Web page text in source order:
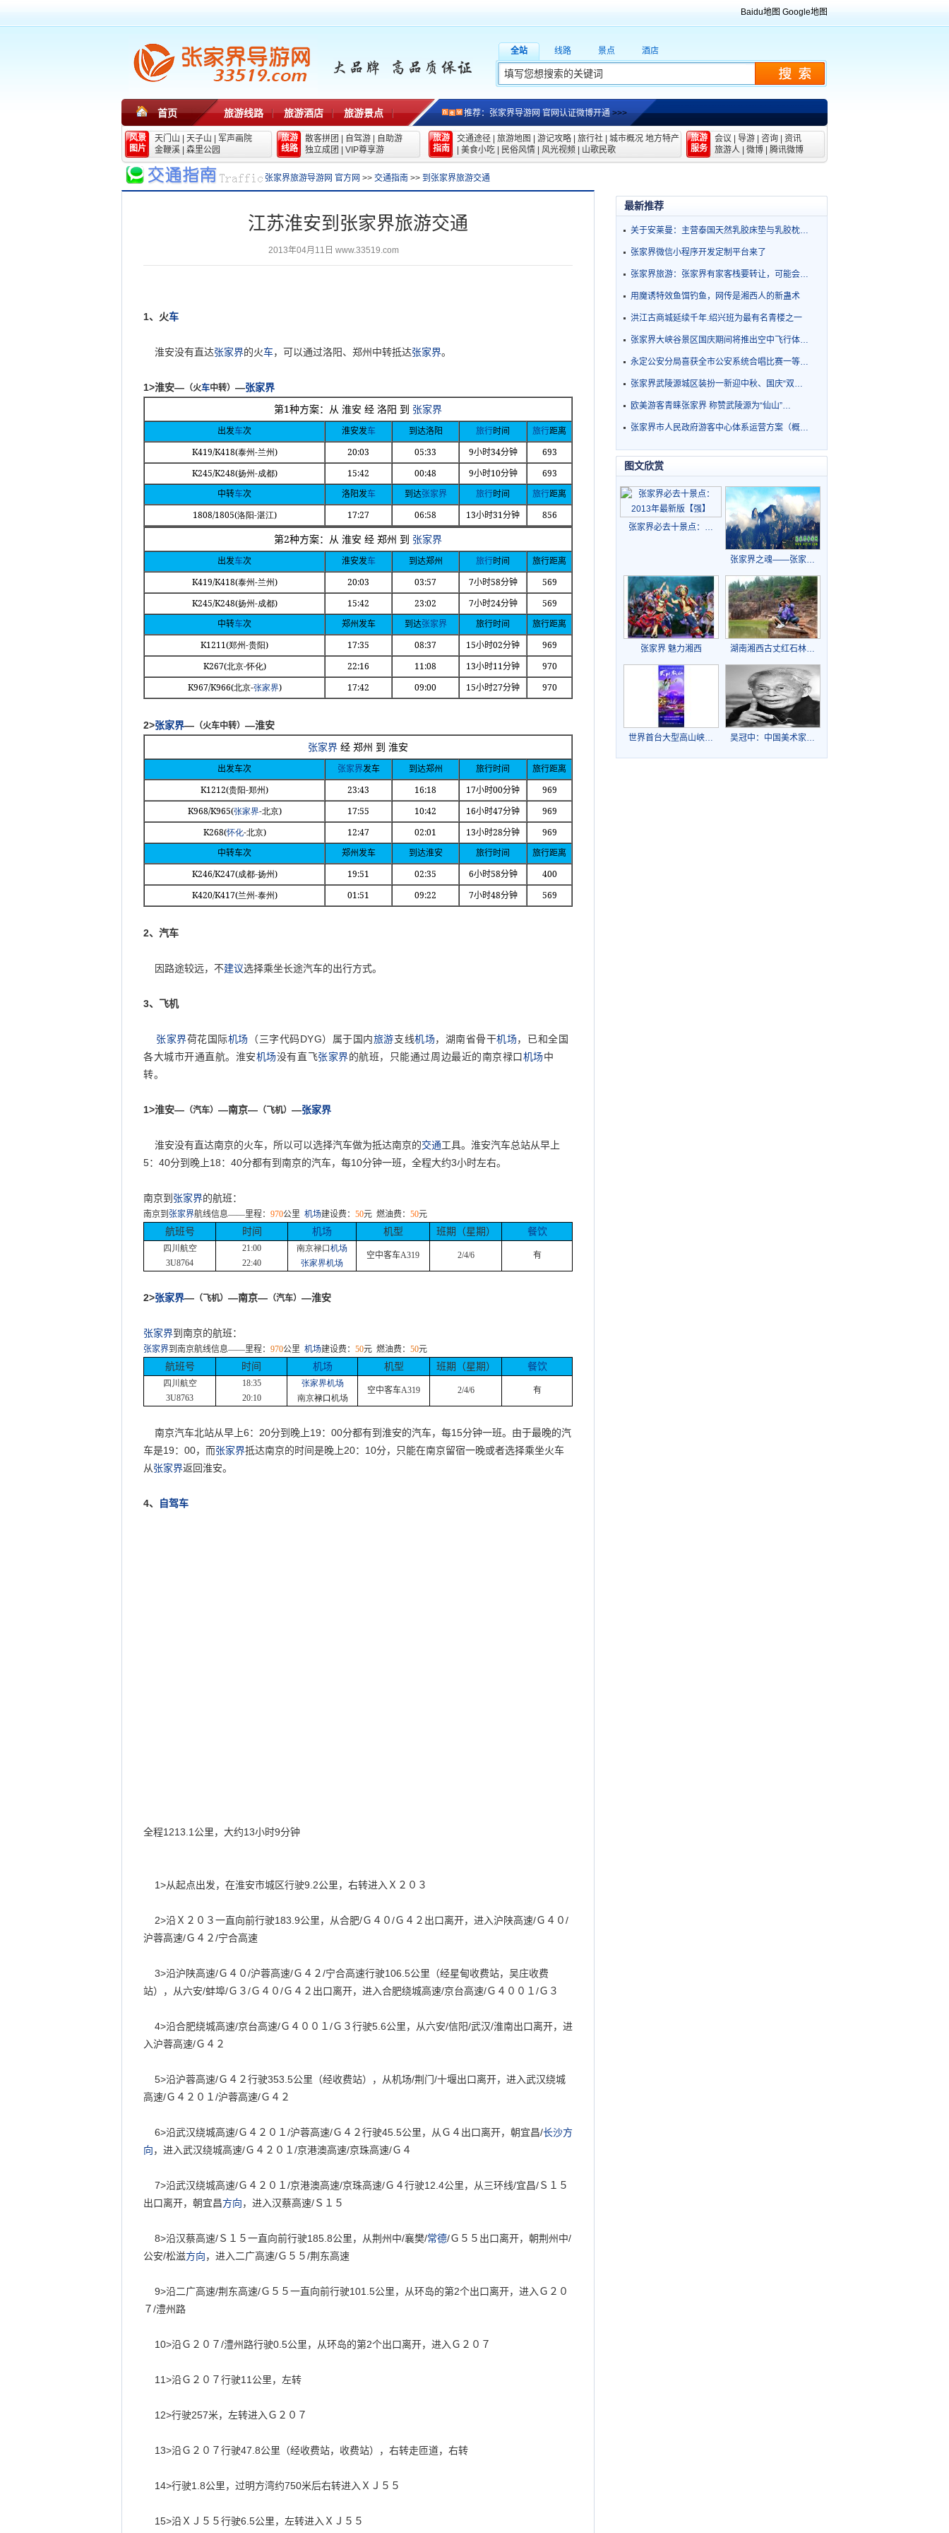
Baidu地图 Google地图
全站 线路 景点 酒店
首页 旅游线路 旅游酒店 旅游景点 推荐：张家界导游网 官网认证微博开通>>>
风景
图片
天门山 天子山
军声画院
金鞭溪
森里公园
旅游
线路
散客拼团 自驾游
自助游
独立成团
VIP尊享游
旅游
指南
交通途径 旅游地图 游记攻略 旅行社 城市概况 地方特产
美食小吃 民俗风情 风光视频 山歌民歌
旅游
服务
会议 导游 咨询
资讯
旅游人
微博 腾讯微博
张家界旅游导游网 官方网 >> 交通指南 >> 到张家界旅游交通
江苏淮安到张家界旅游交通
2013年04月11日 www.33519.com
1、火车
淮安没有直达张家界的火车，可以通过洛阳、郑州中转抵达张家界。
1>淮安— （火车中转） —张家界
第1种方案：从 淮安 经 洛阳 到 张家界
出发车次 淮安发车 到达洛阳 旅行时间 旅行距离
K419/K418(泰州-兰州) 20:03 05:33 9小时34分钟
693
K245/K248(扬州-成都) 15:42 00:48 9小时10分钟 693
中转车次 洛阳发车 到达张家界 旅行时间 旅行距离
1808/1805(洛阳-湛江) 17:27 06:58 13小时31分钟 856
第2种方案：从 淮安 经 郑州 到 张家界
出发车次 淮安发车 到达郑州 旅行时间 旅行距离
K419/K418(泰州-兰州) 20:03 03:57 7小时58分钟
569
K245/K248(扬州-成都) 15:42 23:02 7小时24分钟 569
中转车次 郑州发车 到达张家界 旅行时间 旅行距离
K1211(郑州-贵阳) 17:35 08:37 15小时02分钟
969
K267(北京-怀化) 22:16 11:08 13小时11分钟
970
K967/K966(北京-张家界) 17:42 09:00 15小时27分钟 970
2>张家界— （火车中转） —淮安
张家界 经 郑州 到 淮安
出发车次 张家界发车 到达郑州 旅行时间 旅行距离
K1212(贵阳-郑州) 23:43 16:18 17小时00分钟
969
K968/K965(张家界-北京) 17:55 10:42 16小时47分钟
969
K268(怀化-北京) 12:47 02:01 13小时28分钟 969
中转车次 郑州发车 到达淮安 旅行时间 旅行距离
K246/K247(成都-扬州) 19:51 02:35 6小时58分钟
400
K420/K417(兰州-泰州) 01:51 09:22 7小时48分钟 569
2、汽车
因路途较远，不建议选择乘坐长途汽车的出行方式。
3、飞机
张家界荷花国际机场 （三字代码DYG）属于国内旅游支线机场，湖南省骨干机场，已和全国
各大城市开通直航。淮安机场没有直飞张家界的航班，只能通过周边最近的南京禄口机场中
转。
1>淮安— （汽车） —南京— （飞机） —张家界
淮安没有直达南京的火车，所以可以选择汽车做为抵达南京的交通工具。淮安汽车总站从早上
5： 40分到晚上18： 40分都有到南京的汽车，每10分钟一班，全程大约3小时左右。
南京到 张家界的航班：
南京到 张家界航线信息——里程： 970公里 机场建设费： 50元 燃油费： 50元
航班号 时间 机场 机型 班期（星期） 餐饮
四川航空
3U8764
21:00
22:40
南京禄口机场
张家界机场
空中客车A319 2/4/6 有
2>张家界— （飞机） —南京— （汽车） —淮安
张家界到南京的航班：
张家界到南京航线信息——里程： 970公里 机场建设费： 50元 燃油费： 50元
航班号 时间 机场 机型 班期（星期） 餐饮
四川航空
3U8763
18:35
20:10
张家界机场
南京禄口机场
空中客车A319 2/4/6 有
南京汽车北站从早上6： 20分到晚上19： 00分都有到淮安的汽车，每15分钟一班。由于最晚的汽
车是19： 00，而张家界抵达南京的时间是晚上20： 10分，只能在南京留宿一晚或者选择乘坐火车
从张家界返回淮安。
4、 自驾车
全程1213.1 公里，大约13小时9分钟
1>从起点出发，在淮安市城区行驶9.2公里，右转进入Ｘ２０３
2>沿Ｘ２０３一直向前行驶183.9公里，从合肥/Ｇ４０/Ｇ４２出口离开，进入沪陕高速/Ｇ４０/
沪蓉高速/Ｇ４２/宁合高速
3>沿沪陕高速/Ｇ４０/沪蓉高速/Ｇ４２/宁合高速行驶106.5公里（经星甸收费站，吴庄收费
站），从六安/蚌埠/Ｇ３/Ｇ４０/Ｇ４２出口离开，进入合肥绕城高速/京台高速/Ｇ４００１ /Ｇ３
4>沿合肥绕城高速/京台高速/Ｇ４００１ /Ｇ３行驶5.6公里，从六安/信阳/武汉/淮南出口离开，进
入沪蓉高速/Ｇ４２
5>沿沪蓉高速/Ｇ４２行驶353.5公里（经收费站），从机场/荆门/十堰出口离开，进入武汉绕城
高速/Ｇ４２０１ /沪蓉高速/Ｇ４２
6>沿武汉绕城高速/Ｇ４２０１ /沪蓉高速/Ｇ４２行驶45.5公里，从Ｇ４出口离开，朝宜昌/长沙方
向，进入武汉绕城高速/Ｇ４２０１ /京港澳高速/京珠高速/Ｇ４
7>沿武汉绕城高速/Ｇ４２０１ /京港澳高速/京珠高速/Ｇ４行驶12.4公里，从三环线/宜昌/Ｓ１５
出口离开，朝宜昌方向，进入汉蔡高速/Ｓ１５
8>沿汉蔡高速/Ｓ１５一直向前行驶185.8公里，从荆州中/襄樊/常德/Ｇ５５出口离开，朝荆州中/
公安/松滋方向，进入二广高速/Ｇ５５/荆东高速
9>沿二广高速/荆东高速/Ｇ５５一直向前行驶101.5公里，从环岛的第2个出口离开，进入Ｇ２０
７/澧州路
10>沿Ｇ２０７/澧州路行驶0.5公里，从环岛的第2个出口离开，进入Ｇ２０７
11>沿Ｇ２０７行驶11 公里，左转
12>行驶257米，左转进入Ｇ２０７
13>沿Ｇ２０７行驶47.8公里（经收费站，收费站），右转走匝道，右转
14>行驶1.8公里，过明方湾约750米后右转进入ＸＪ５５
15>沿ＸＪ５５行驶6.5公里，左转进入ＸＪ５５
最新推荐
关于安莱曼：主营泰国天然乳胶床垫与乳胶枕…
张家界微信小程序开发定制平台来了
张家界旅游：张家界有家客栈要转让，可能会…
用魔诱特效鱼饵钓鱼，网传是湘西人的新蛊术
洪江古商城延续千年.绍兴班为最有名青楼之一
张家界大峡谷景区国庆期间将推出空中飞行体…
永定公安分局喜获全市公安系统合唱比赛一等…
张家界武陵源城区装扮一新迎中秋、国庆“双…
欧美游客青睐张家界 称赞武陵源为“仙山”…
张家界市人民政府游客中心体系运营方案（概…
图文欣赏
张家界必去十景点：…
张家界之魂——张家…
张家界 魅力湘西 湖南湘西古丈红石林…
世界首台大型高山峡… 吴冠中：中国美术家…